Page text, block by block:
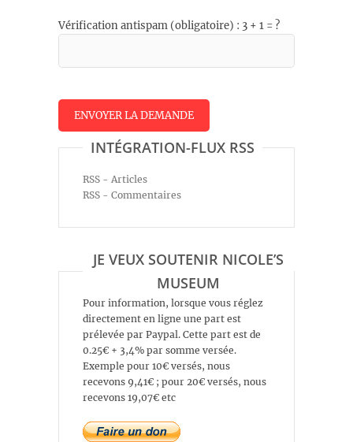
Vérification antispam (obligatoire) : 3 + 1 = ?
INTÉGRATION-FLUX RSS
RSS - Articles
RSS - Commentaires
JE VEUX SOUTENIR NICOLE’S
MUSEUM
Pour information, lorsque vous réglez
directement en ligne une part est
prélevée par Paypal. Cette part est de
0.25€ + 3,4% par somme versée.
Exemple pour 10€ versés, nous
recevons 9,41€ ; pour 20€ versés, nous
recevons 19,07€ etc